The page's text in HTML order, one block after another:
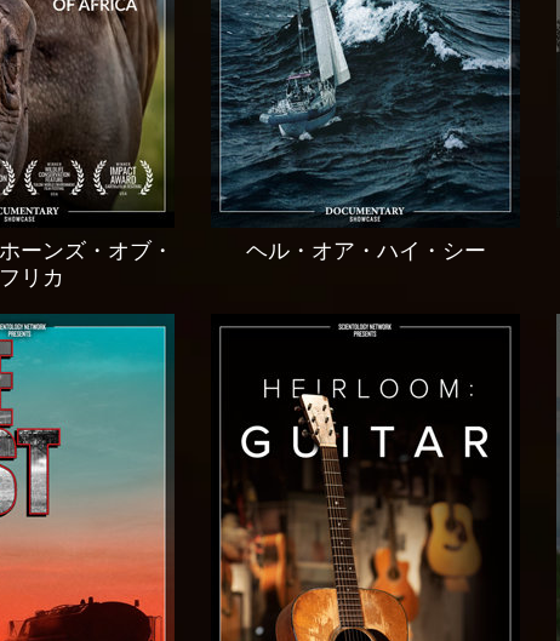
ーンズ・オブ・
リカ
ヘル・オア・ハイ・シー